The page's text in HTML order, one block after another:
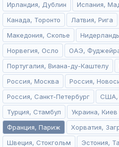
Ирландия, Дублин
Испания,
Канада, Торонто
Латвия, Рига
Македония, Скопье
Норвегия, Осло
ОАЭ,
Португалия, Виана-ду-Каштелу
Россия, Москва
Россия,
Россия, Санкт-Петербург
США,
Турция, Стамбул
Украина, Киев
Франция, Париж
Хорватия,
Швеция, Стокгольм
Эстония,